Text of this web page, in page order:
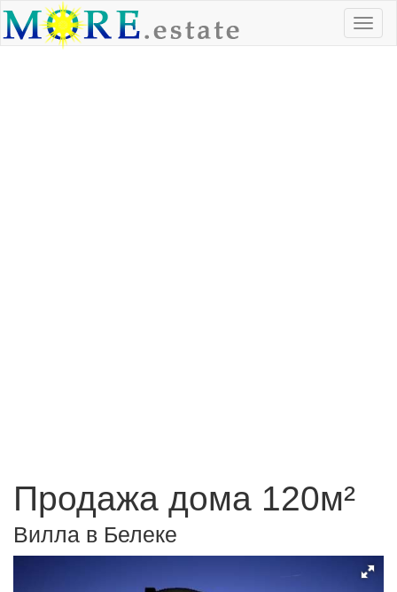
Продажа дома 120м²
Вилла в Белеке